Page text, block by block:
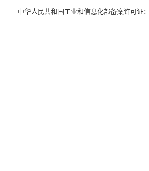
中华人民共和国工业和信息化部备案许可证：